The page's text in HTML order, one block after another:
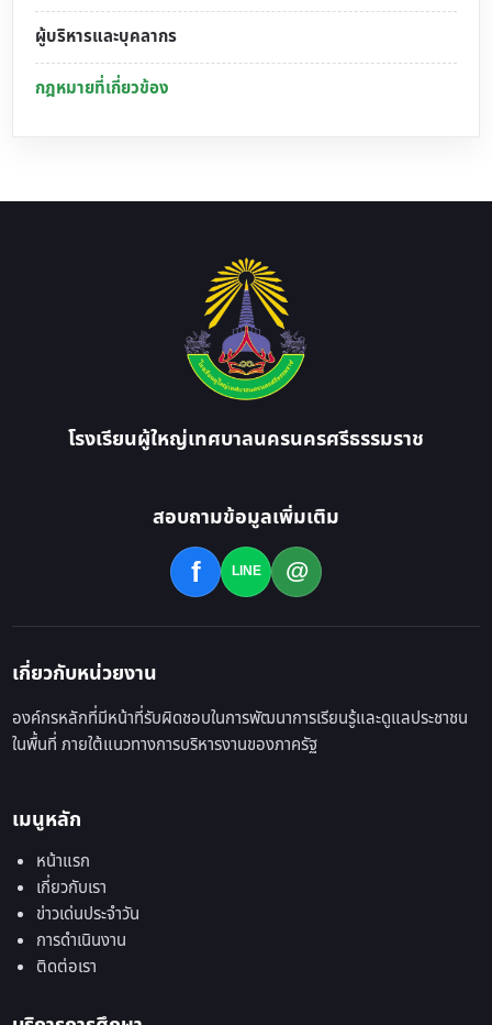
ผู้บริหารและบุคลากร
กฎหมายที่เกี่ยวข้อง
โรงเรียนผู้ใหญ่เทศบาลนครนครศรีธรรมราช
สอบถามข้อมูลเพิ่มเติม
f LINE @
เกี่ยวกับหน่วยงาน
องค์กรหลักที่มีหน้าที่รับผิดชอบในการพัฒนาการเรียนรู้และดูแลประชาชน
ในพื้นที่ ภายใต้แนวทางการบริหารงานของภาครัฐ
เมนูหลัก
หน้าแรก
เกี่ยวกับเรา
ข่าวเด่นประจำวัน
การดำเนินงาน
ติดต่อเรา